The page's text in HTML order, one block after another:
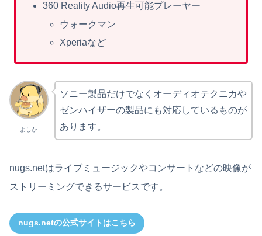
360 Reality Audio再生可能プレーヤー
ウォークマン
Xperiaなど
よしか
ソニー製品だけでなくオーディオテクニカや
ゼンハイザーの製品にも対応しているものが
あります。
nugs.netはライブミュージックやコンサートなどの映像が
ストリーミングできるサービスです。
nugs.netの公式サイトはこちら